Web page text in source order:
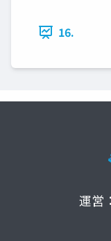
16.
運営